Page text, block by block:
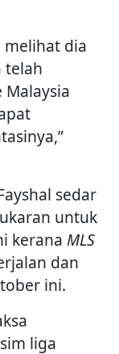
melihat dia
telah
sedar
untuk
kerana MLS
dan
ini.
liga